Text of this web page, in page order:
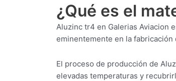
¿Qué es el
Aluzinc tr4 en Galerias Aviacion
eminentemente en la fabricación
El proceso de producción de
elevadas temperaturas y